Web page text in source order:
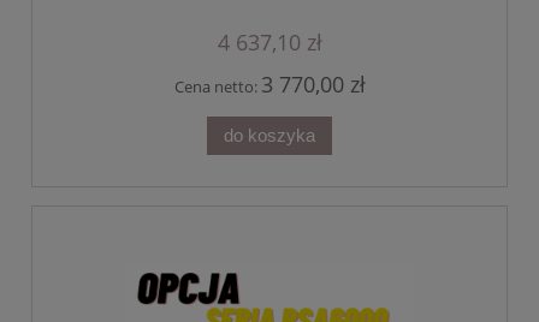
4 637,10 zł
Cena netto: 3 770,00 zł
do koszyka